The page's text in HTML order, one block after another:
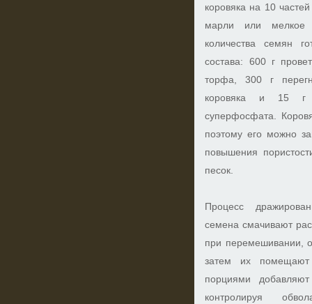
коровяка на 10
марли или мелкое
количества семян
состава: 600 г
торфа, 300 г
коровяка и 15 г
суперфосфата.
поэтому его можно
повышения
песок.
Процесс
семена смачивают
при перемешивании,
затем их
порциями
контролируя